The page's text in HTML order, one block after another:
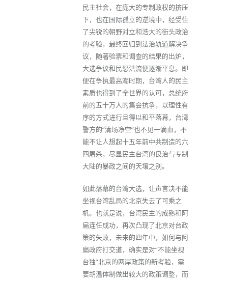
民主社会，在庞大的专制政权的挤压
下，也在国际孤立的逆境中，经受住
了尖锐的朝野对立和浩大的街头政治
的考验，最终回归到法治轨道解决争
议，随著验票和调查的结果的出炉，
大选争议和民怨洪流便逐渐平息。即
便在争执最高潮时期，台湾人的民主
素质也得到了全世界的认可，总统府
前的五十万人的集会抗争，以理性有
序的方式进行且得以和平落幕，台湾
警方的“清场净空”也不见一滴血，不
能不让人想起十五年前中共制造的六
四屠杀，尽显民主台湾的良治与专制
大陆的暴政之间的天壤之别。
如此落幕的台湾大选，让声言决不能
坐视台湾乱局的北京失去了可乘之
机。也就是说，台湾民主的成熟和阿
扁连任成功，再次凸现了北京对台政
策的失败，未来的四年中，如何与阿
扁政府打交道，确实是对“不能坐视
台独”北京的两岸政策的新考验，需
要胡温体制做出较大的政策调整，而